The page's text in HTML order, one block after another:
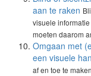
aan te raken
visuele
moeten daarom
Omgaan met
een visuele
af en toe te